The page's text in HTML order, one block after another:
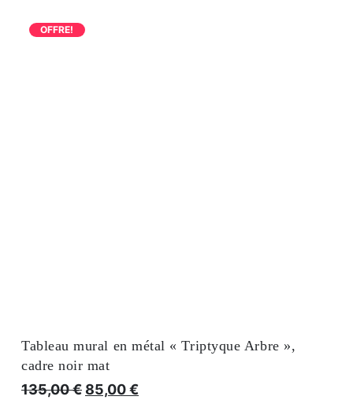
€
97,00
OFFRE!
Tableau mural en métal « Triptyque Arbre »,
cadre noir mat
135,00€ Le
85,00€Le